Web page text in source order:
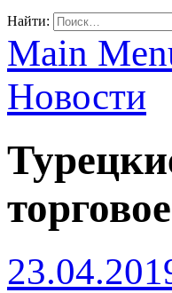
Найти:
Main
Новости